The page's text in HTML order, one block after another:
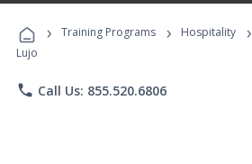
Programs
› Training Programs › Hospitality ›
Lujo
phone Call Us: 855.520.6806